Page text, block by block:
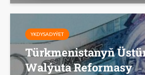
YKDYSADYÝET
Türkmenistanyň
Walýuta Reformasy